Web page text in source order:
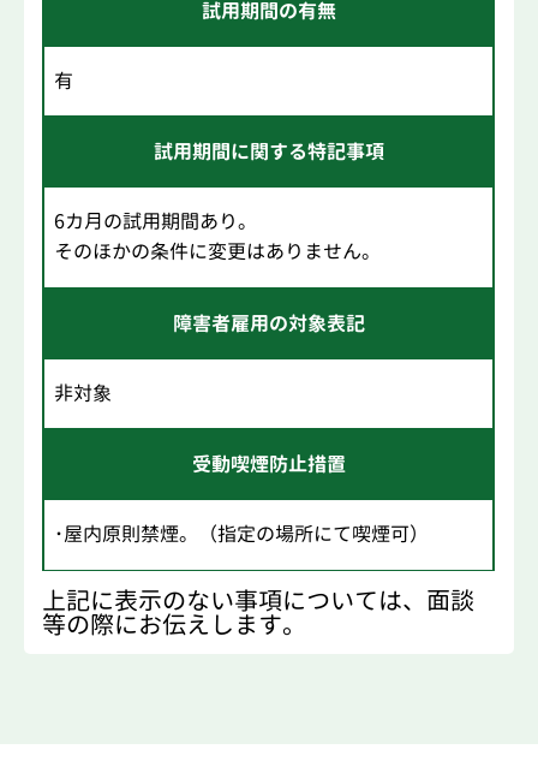
試用期間の有無
有
試用期間に関する特記事項
6カ月の試用期間あり。
そのほかの条件に変更はありません。
障害者雇用の対象表記
非対象
受動喫煙防止措置
･屋内原則禁煙。（指定の場所にて喫煙可）
上記に表示のない事項については、面談
等の際にお伝えします。